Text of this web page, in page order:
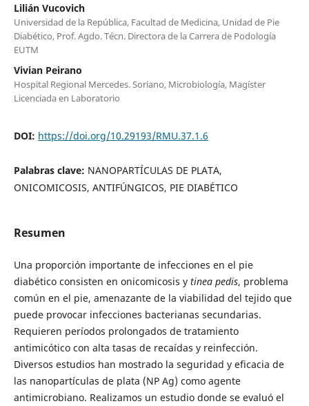
Lilián Vucovich
Universidad de la República, Facultad de Medicina, Unidad de Pie
Diabético, Prof. Agdo. Técn. Directora de la Carrera de Podología
EUTM
Vivian Peirano
Hospital Regional Mercedes. Soriano, Microbiología, Magíster
Licenciada en Laboratorio
DOI: https://doi.org/10.29193/RMU.37.1.6
Palabras clave: NANOPARTÍCULAS DE PLATA,
ONICOMICOSIS, ANTIFÚNGICOS, PIE DIABÉTICO
Resumen
Una proporción importante de infecciones en el pie
diabético consisten en onicomicosis y tinea pedis, problema
común en el pie, amenazante de la viabilidad del tejido que
puede provocar infecciones bacterianas secundarias.
Requieren períodos prolongados de tratamiento
antimicótico con alta tasas de recaídas y reinfección.
Diversos estudios han mostrado la seguridad y eficacia de
las nanopartículas de plata (NP Ag) como agente
antimicrobiano. Realizamos un estudio donde se evaluó el